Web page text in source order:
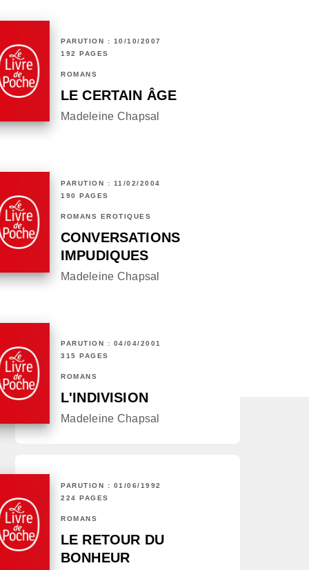
PARUTION : 10/10/2007
192 PAGES
ROMANS
LE CERTAIN ÂGE
Madeleine Chapsal
PARUTION : 11/02/2004
190 PAGES
ROMANS ÉROTIQUES
CONVERSATIONS
IMPUDIQUES
Madeleine Chapsal
PARUTION : 04/04/2001
315 PAGES
ROMANS
L'INDIVISION
Madeleine Chapsal
PARUTION : 01/06/1992
224 PAGES
ROMANS
LE RETOUR DU
BONHEUR